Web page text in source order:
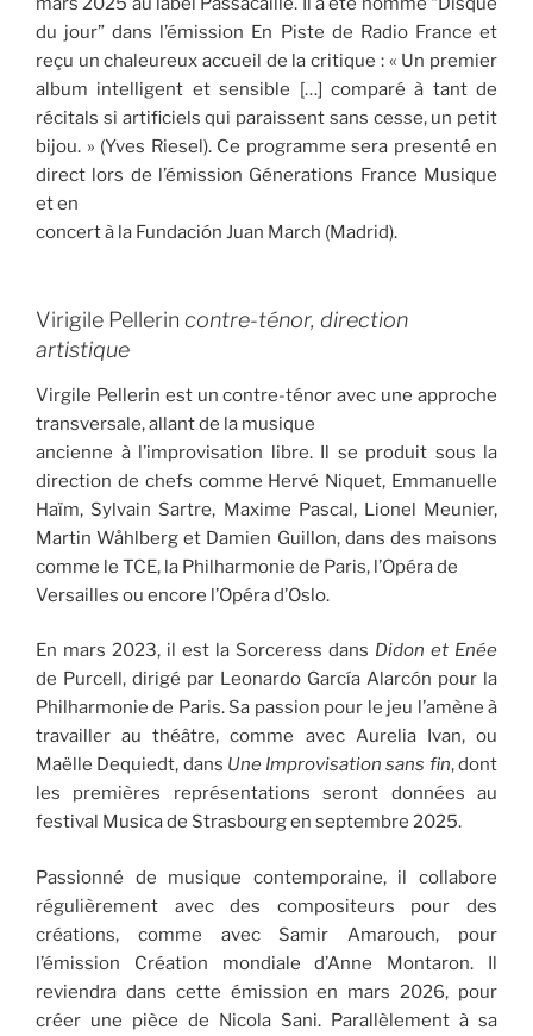
du jour” dans l’émission En Piste de Radio France et
reçu un chaleureux accueil de la critique : « Un premier
album intelligent et sensible […] comparé à tant de
récitals si artificiels qui paraissent sans cesse, un petit
bijou. » (Yves Riesel). Ce programme sera presenté en
direct lors de l’émission Génerations France Musique
et en
concert à la Fundación Juan March (Madrid).
Virigile Pellerin contre-ténor, direction
artistique
Virgile Pellerin est un contre-ténor avec une approche
transversale, allant de la musique
ancienne à l’improvisation libre. Il se produit sous la
direction de chefs comme Hervé Niquet, Emmanuelle
Haïm, Sylvain Sartre, Maxime Pascal, Lionel Meunier,
Martin Wåhlberg et Damien Guillon, dans des maisons
comme le TCE, la Philharmonie de Paris, l’Opéra de
Versailles ou encore l’Opéra d’Oslo.
En mars 2023, il est la Sorceress dans Didon et Enée
de Purcell, dirigé par Leonardo García Alarcón pour la
Philharmonie de Paris. Sa passion pour le jeu l’amène à
travailler au théâtre, comme avec Aurelia Ivan, ou
Maëlle Dequiedt, dans Une Improvisation sans fin, dont
les premières représentations seront données au
festival Musica de Strasbourg en septembre 2025.
Passionné de musique contemporaine, il collabore
régulièrement avec des compositeurs pour des
créations, comme avec Samir Amarouch, pour
l’émission Création mondiale d’Anne Montaron. Il
reviendra dans cette émission en mars 2026, pour
créer une pièce de Nicola Sani. Parallèlement à sa